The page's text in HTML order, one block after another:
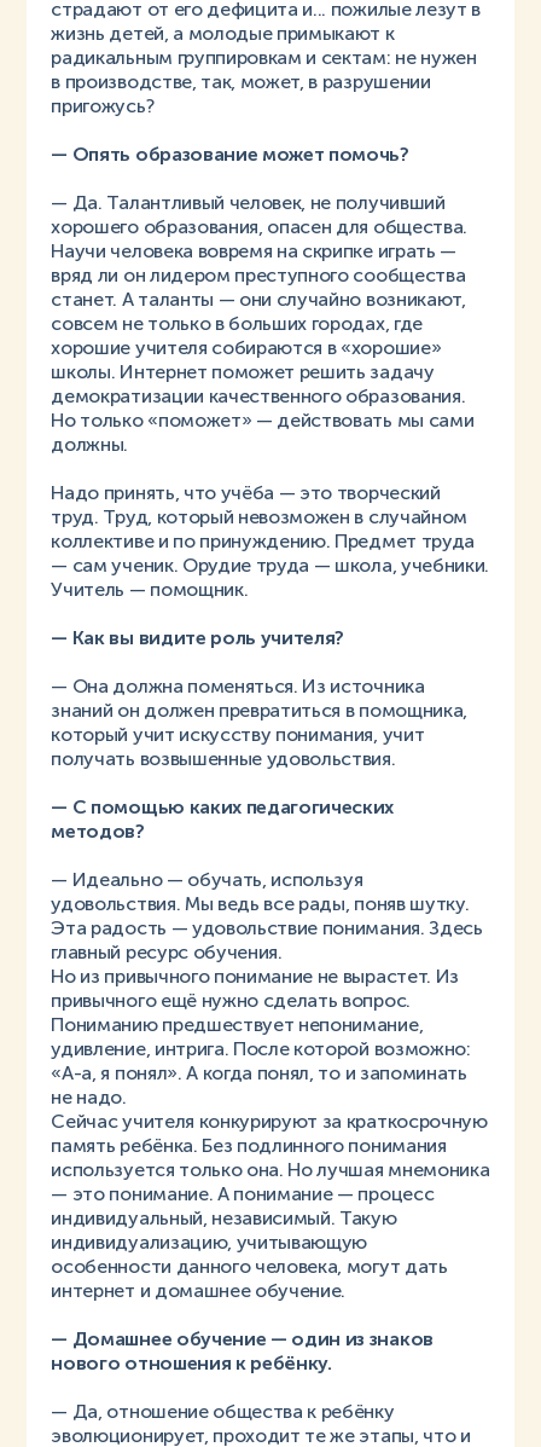
страдают от его дефицита и... пожилые лезут в
жизнь детей, а молодые примыкают к
радикальным группировкам и сектам: не нужен
в производстве, так, может, в разрушении
пригожусь?
— Опять образование может помочь?
— Да. Талантливый человек, не получивший
хорошего образования, опасен для общества.
Научи человека вовремя на скрипке играть —
вряд ли он лидером преступного сообщества
станет. А таланты — они случайно возникают,
совсем не только в больших городах, где
хорошие учителя собираются в «хорошие»
школы. Интернет поможет решить задачу
демократизации качественного образования.
Но только «поможет» — действовать мы сами
должны.
Надо принять, что учёба — это творческий
труд. Труд, который невозможен в случайном
коллективе и по принуждению. Предмет труда
— сам ученик. Орудие труда — школа, учебники.
Учитель — помощник.
— Как вы видите роль учителя?
— Она должна поменяться. Из источника
знаний он должен превратиться в помощника,
который учит искусству понимания, учит
получать возвышенные удовольствия.
— С помощью каких педагогических
методов?
— Идеально — обучать, используя
удовольствия. Мы ведь все рады, поняв шутку.
Эта радость — удовольствие понимания. Здесь
главный ресурс обучения.
Но из привычного понимание не вырастет. Из
привычного ещё нужно сделать вопрос.
Пониманию предшествует непонимание,
удивление, интрига. После которой возможно:
«А-а, я понял». А когда понял, то и запоминать
не надо.
Сейчас учителя конкурируют за краткосрочную
память ребёнка. Без подлинного понимания
используется только она. Но лучшая мнемоника
— это понимание. А понимание — процесс
индивидуальный, независимый. Такую
индивидуализацию, учитывающую
особенности данного человека, могут дать
интернет и домашнее обучение.
— Домашнее обучение — один из знаков
нового отношения к ребёнку.
— Да, отношение общества к ребёнку
эволюционирует, проходит те же этапы, что и